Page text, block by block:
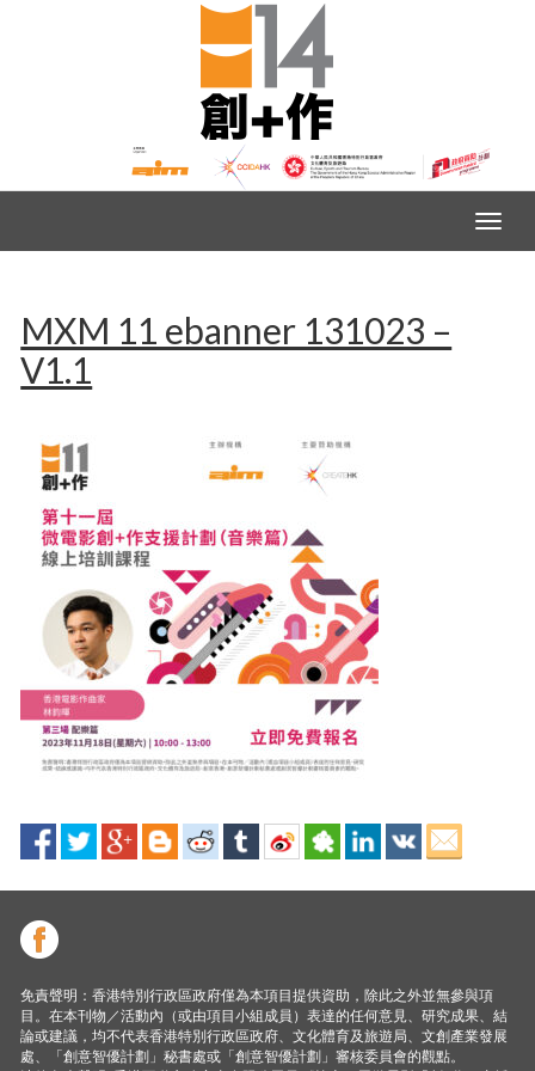
MXM 11 ebanner 131023 –
V1.1
免責聲明：香港特別行政區政府僅為本項目提供資助，除此之外並無參與項
目。在本刊物／活動內（或由項目小組成員）表達的任何意見、研究成果、結
論或建議，均不代表香港特別行政區政府、文化體育及旅遊局、文創產業發展
處、「創意智優計劃」秘書處或「創意智優計劃」審核委員會的觀點。